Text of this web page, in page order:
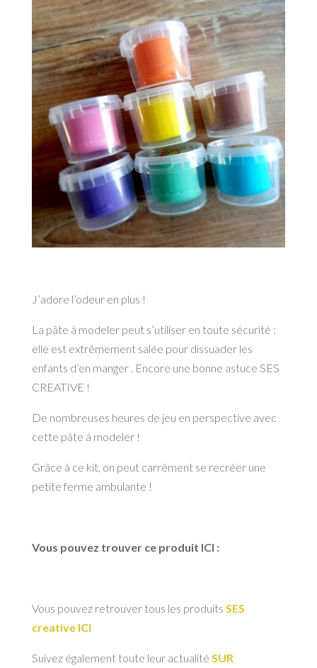
J’adore l’odeur en plus !
La pâte à modeler peut s’utiliser en toute sécurité :
elle est extrêmement salée pour dissuader les
enfants d’en manger . Encore une bonne astuce SES
CREATIVE !
De nombreuses heures de jeu en perspective avec
cette pâte à modeler !
Grâce à ce kit, on peut carrément se recréer une
petite ferme ambulante !
Vous pouvez trouver ce produit ICI :
Vous pouvez retrouver tous les produits SES
creative ICI
Suivez également toute leur actualité SUR